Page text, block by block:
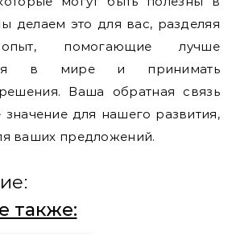
делаем это для вас, разделяя
помогающие лучше
в мире и принимать
Ваша обратная связь
для нашего развития,
ваших предложений.
также: